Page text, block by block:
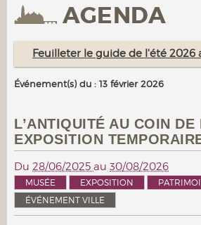
AGENDA
Feuilleter le guide de l'été 2026
Événement(s) du : 13 février 2026
L’ANTIQUITÉ AU COIN DE
EXPOSITION
Du 28/06/2025 au 30/08/2026
MUSÉE EXPOSITION
ÉVÉNEMENT VILLE